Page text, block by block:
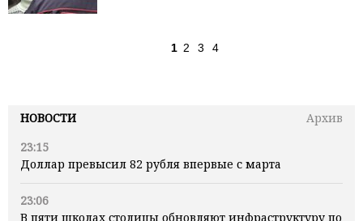
НОВОСТИ
Архив
23:15
Доллар превысил 82 рубля впервые с марта
23:06
В пяти школах столицы обновляют инфраструктуру по
1 2 3 4